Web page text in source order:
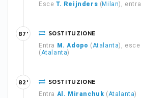
Esce T. Reijnders ( Milan), entra
SOSTITUZIONE
Entra M. Adopo (Atalanta), esce
(Atalanta)
87'
SOSTITUZIONE
Entra Al. Miranchuk (Atalanta)
82'